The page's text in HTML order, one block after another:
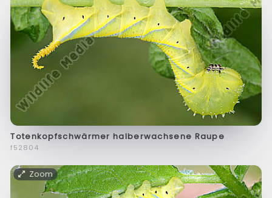
Totenkopfschwärmer halberwachsene Raupe
f52804
Zoom